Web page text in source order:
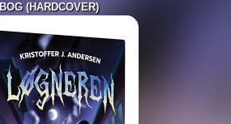
BOG (HARDCOVER)